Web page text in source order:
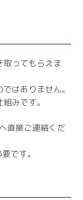
取ってもらえま
はありません。
みです。
直接ご連絡くだ
です。